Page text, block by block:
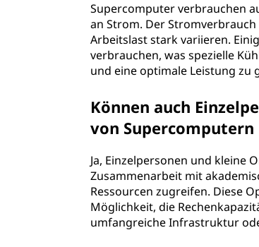
Supercomputer verbrauchen
an Strom. Der
Arbeitslast stark variieren.
verbrauchen, was spezielle
und eine optimale Leistung zu
Können auch
von Supercomputern
Ja, Einzelpersonen und kleine
Zusammenarbeit mit
Ressourcen zugreifen. Diese
Möglichkeit, die
umfangreiche Infrastruktur